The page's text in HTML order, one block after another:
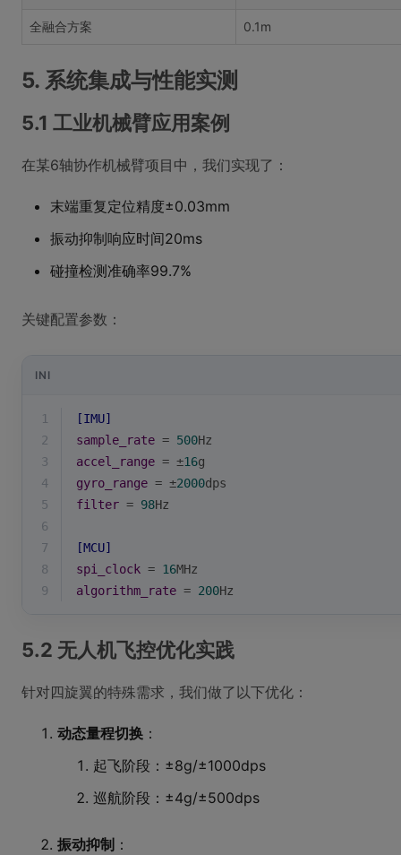
全融合方案 0.1m
5. 系统集成与性能实测
5.1 工业机械臂应用案例
在某6轴协作机械臂项目中，我们实现了：
末端重复定位精度±0.03mm
振动抑制响应时间20ms
碰撞检测准确率99.7%
关键配置参数：
INI
1
[IMU]
2
sample_rate = 500Hz
3
accel_range = ±16g
4
gyro_range = ±2000dps
5
filter = 98Hz
6
7
[MCU]
8
spi_clock = 16MHz
9
algorithm_rate = 200Hz
5.2 无人机飞控优化实践
针对四旋翼的特殊需求，我们做了以下优化：
动态量程切换 ：
起飞阶段：±8g/±1000dps
巡航阶段：±4g/±500dps
振动抑制 ：